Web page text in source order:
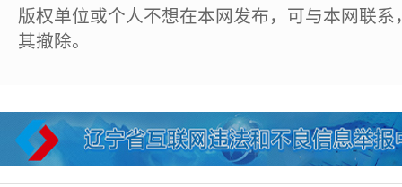
版权单位或个人不想在本网发布，可与本网联
其撤除。